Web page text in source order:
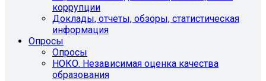
коррупции
Доклады, отчеты, обзоры, статистическая
информация
Опросы
Опросы
НОКО. Независимая оценка качества
образования